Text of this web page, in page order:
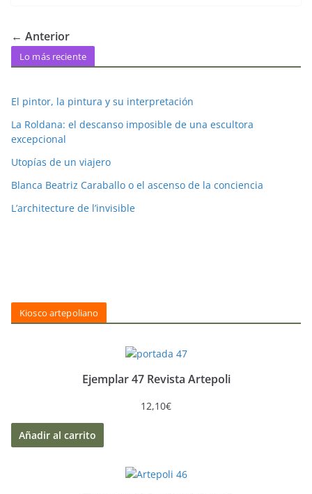
← Anterior
Lo más reciente
El pintor, la pintura y su interpretación
La Roldana: el descanso imposible de una escultora
excepcional
Utopías de un viajero
Blanca Beatriz Caraballo o el ascenso de la conciencia
L’architecture de l’invisible
Kiosco artepoliano
Ejemplar 47 Revista Artepoli
12,10€
Añadir al carrito